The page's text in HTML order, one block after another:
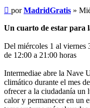
Mensaje
porMadridGratis »
Un cuarto de estar para
Del miércoles 1 al viernes
de 12:00 a 21:00 horas
Intermediae abre la Nave
climático durante el mes
ofrecer a la ciudadanía un
calor y permanecer en un